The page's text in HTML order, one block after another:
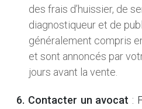
des frais d’huissier, de
diagnostiqueur et de
généralement compris
et sont annoncés par
jours avant la vente.
6. Contacter un avocat :